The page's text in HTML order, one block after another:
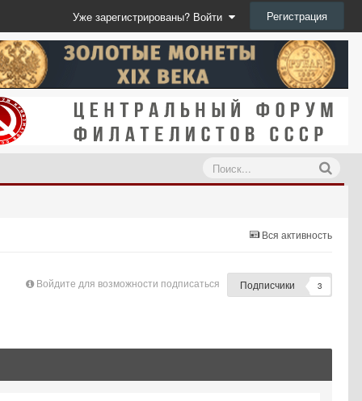
Уже зарегистрированы? Войти Регистрация
Вся активность
Войдите для возможности подписаться Подписчики 3